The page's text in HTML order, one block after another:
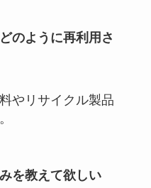
のように再利用さ
やリサイクル製品
を教えて欲しい